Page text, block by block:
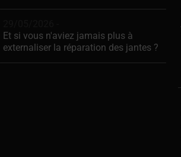
Et si vous n'aviez jamais plus à
externaliser la réparation des jantes ?